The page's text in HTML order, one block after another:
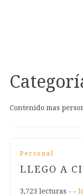
Contenido mas
Personal
LLEGO A
3,723 lecturas - -